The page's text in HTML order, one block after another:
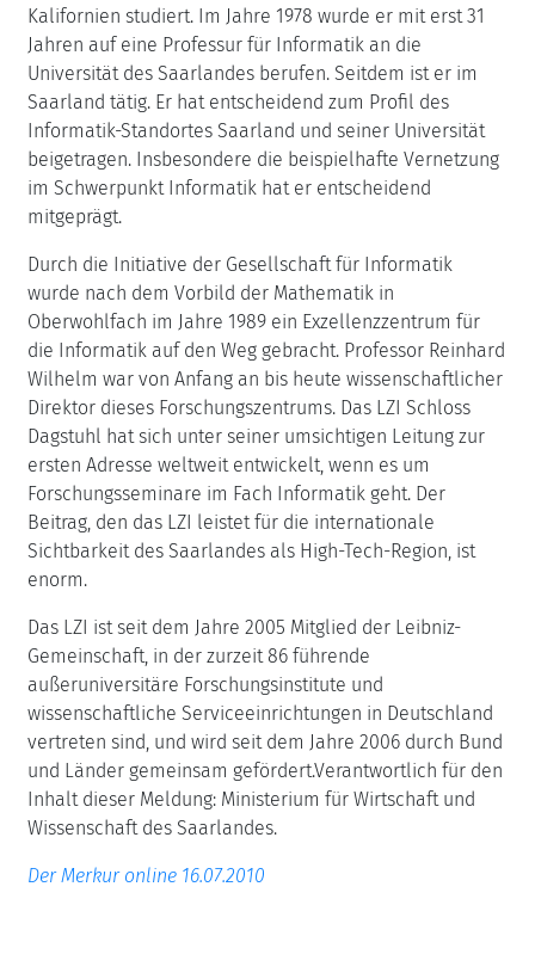
Kalifornien studiert. Im Jahre 1978 wurde er mit erst 31
Jahren auf eine Professur für Informatik an die
Universität des Saarlandes berufen. Seitdem ist er im
Saarland tätig. Er hat entscheidend zum Profil des
Informatik-Standortes Saarland und seiner Universität
beigetragen. Insbesondere die beispielhafte Vernetzung
im Schwerpunkt Informatik hat er entscheidend
mitgeprägt.
Durch die Initiative der Gesellschaft für Informatik
wurde nach dem Vorbild der Mathematik in
Oberwohlfach im Jahre 1989 ein Exzellenzzentrum für
die Informatik auf den Weg gebracht. Professor Reinhard
Wilhelm war von Anfang an bis heute wissenschaftlicher
Direktor dieses Forschungszentrums. Das LZI Schloss
Dagstuhl hat sich unter seiner umsichtigen Leitung zur
ersten Adresse weltweit entwickelt, wenn es um
Forschungsseminare im Fach Informatik geht. Der
Beitrag, den das LZI leistet für die internationale
Sichtbarkeit des Saarlandes als High-Tech-Region, ist
enorm.
Das LZI ist seit dem Jahre 2005 Mitglied der Leibniz-
Gemeinschaft, in der zurzeit 86 führende
außeruniversitäre Forschungsinstitute und
wissenschaftliche Serviceeinrichtungen in Deutschland
vertreten sind, und wird seit dem Jahre 2006 durch Bund
und Länder gemeinsam gefördert.Verantwortlich für den
Inhalt dieser Meldung: Ministerium für Wirtschaft und
Wissenschaft des Saarlandes.
Der Merkur online 16.07.2010